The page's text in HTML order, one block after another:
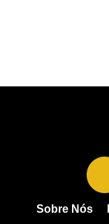
Sobre Nós